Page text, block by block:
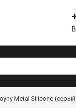
Metal Silicone